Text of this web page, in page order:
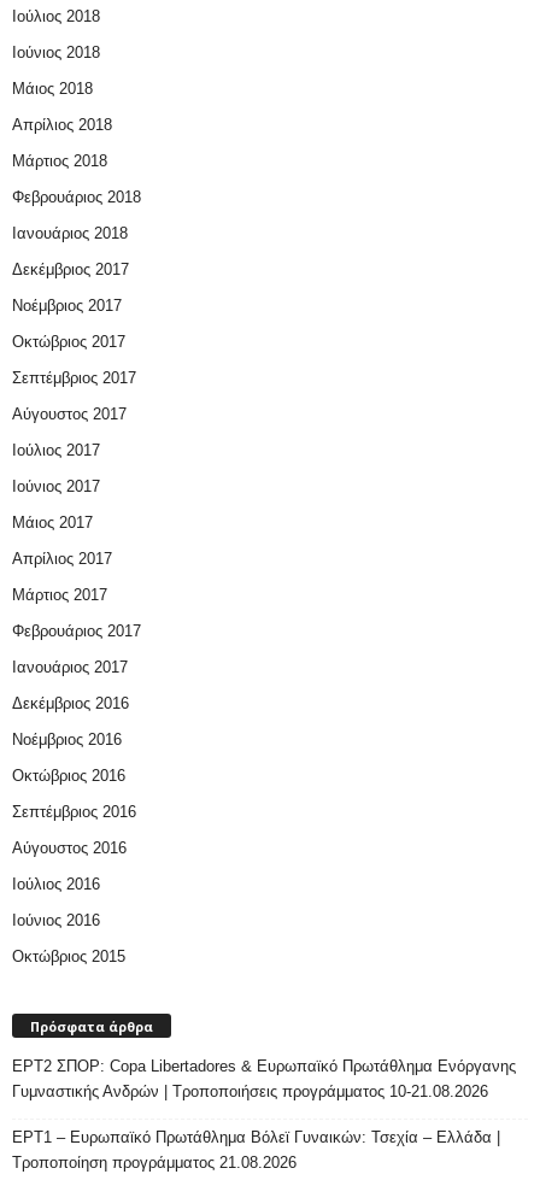
Ιούλιος 2018
Ιούνιος 2018
Μάιος 2018
Απρίλιος 2018
Μάρτιος 2018
Φεβρουάριος 2018
Ιανουάριος 2018
Δεκέμβριος 2017
Νοέμβριος 2017
Οκτώβριος 2017
Σεπτέμβριος 2017
Αύγουστος 2017
Ιούλιος 2017
Ιούνιος 2017
Μάιος 2017
Απρίλιος 2017
Μάρτιος 2017
Φεβρουάριος 2017
Ιανουάριος 2017
Δεκέμβριος 2016
Νοέμβριος 2016
Οκτώβριος 2016
Σεπτέμβριος 2016
Αύγουστος 2016
Ιούλιος 2016
Ιούνιος 2016
Οκτώβριος 2015
Πρόσφατα άρθρα
ΕΡΤ2 ΣΠΟΡ: Copa Libertadores & Ευρωπαϊκό Πρωτάθλημα Ενόργανης
Γυμναστικής Ανδρών | Τροποποιήσεις προγράμματος 10-21.08.2026
ΕΡΤ1 – Ευρωπαϊκό Πρωτάθλημα Βόλεϊ Γυναικών: Τσεχία – Ελλάδα |
Τροποποίηση προγράμματος 21.08.2026